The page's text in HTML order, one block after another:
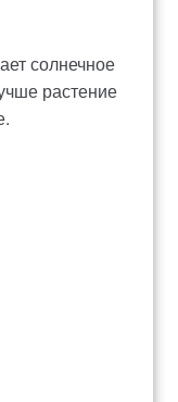
солнечное
растение